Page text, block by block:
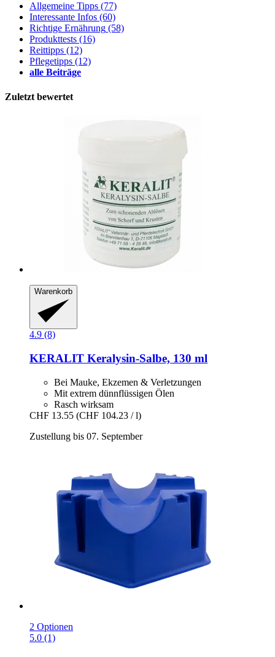
Allgemeine Tipps (77)
Interessante Infos (60)
Richtige Ernährung (58)
Produkttests (16)
Reittipps (12)
Pflegetipps (12)
alle Beiträge
Zuletzt bewertet
Warenkorb
4.9 (8)
KERALIT Keralysin-​Salbe, 130 ml
Bei Mauke, Ekzemen & Verletzungen
Mit extrem dünnflüssigen Ölen
Rasch wirksam
CHF 13.55 (CHF 104.23 / l)
Zustellung bis 07. September
2 Optionen
5.0 (1)